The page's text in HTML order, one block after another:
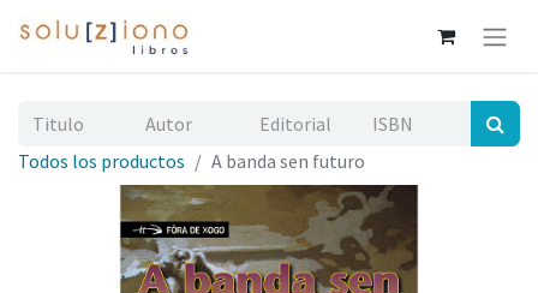
Todos los productos A banda sen futuro